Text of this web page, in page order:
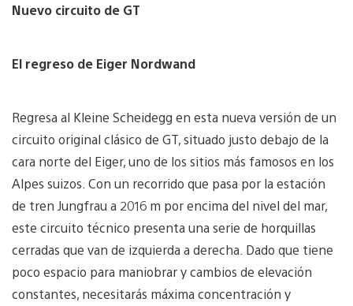
Nuevo circuito de GT
El regreso de Eiger Nordwand
Regresa al Kleine Scheidegg en esta nueva versión de un
circuito original clásico de GT, situado justo debajo de la
cara norte del Eiger, uno de los sitios más famosos en los
Alpes suizos. Con un recorrido que pasa por la estación
de tren Jungfrau a 2016 m por encima del nivel del mar,
este circuito técnico presenta una serie de horquillas
cerradas que van de izquierda a derecha. Dado que tiene
poco espacio para maniobrar y cambios de elevación
constantes, necesitarás máxima concentración y